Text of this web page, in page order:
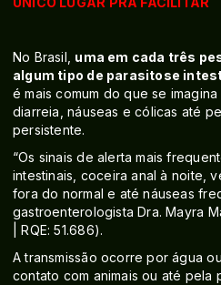
No Brasil, uma em cada três
algum tipo de parasitose
é mais comum do que se
diarreia, náuseas e cólicas até
persistente.
“Os sinais de alerta mais
intestinais, coceira anal à noite,
fora do normal e até náuseas
gastroenterologista Dra. Mayra
| RQE: 51.686).
A transmissão ocorre por água
contato com animais ou até pela